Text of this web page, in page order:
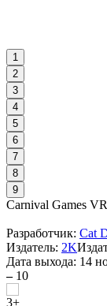
1
2
3
4
5
6
7
8
9
Carnival Games
Разработчик: Cat
Издатель: 2K
Дата выхода: 14
– 10